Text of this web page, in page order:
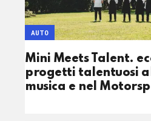
Mini Meets Talent.
progetti talentuosi
musica e nel
AUTO